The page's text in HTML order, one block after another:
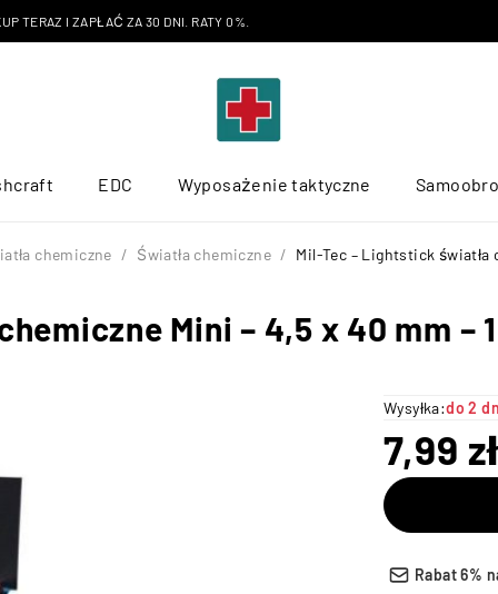
TERAZ I ZAPŁAĆ ZA 30 DNI. RATY 0%.
EDC Wyposażenie taktyczne
Mini – 4,5 x 40 mm –
chemiczne / Światła chemiczne / Mil-Tec – Lightstick światła
Wysyłka:do 2
7,99
Rabat 6%